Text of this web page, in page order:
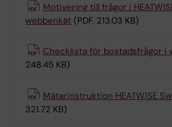
Motivering till frågor i
webbenkät (PDF, 213.03 KB)
Checklista för bostadsfrågor i
248.45 KB)
Mätarinstruktion HEATWISE
321.72 KB)